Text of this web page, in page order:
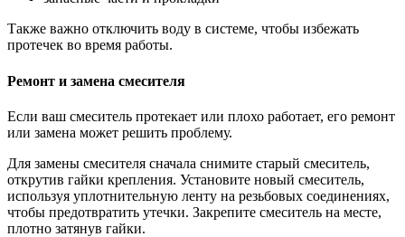
Также важно отключить воду в системе, чтобы избежать
протечек во время работы.
Ремонт и замена смесителя
Если ваш смеситель протекает или плохо работает, его ремонт
или замена может решить проблему.
Для замены смесителя сначала снимите старый смеситель,
открутив гайки крепления. Установите новый смеситель,
используя уплотнительную ленту на резьбовых соединениях,
чтобы предотвратить утечки. Закрепите смеситель на месте,
плотно затянув гайки.